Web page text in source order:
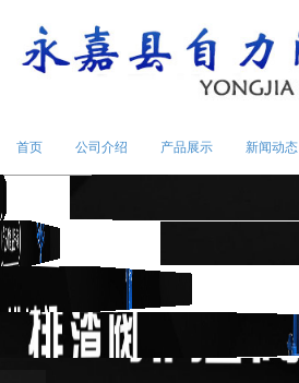
首页 公司介绍 产品展示 新闻动态